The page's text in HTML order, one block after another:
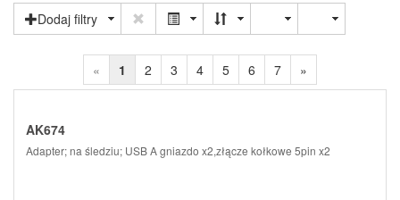
Dodaj filtry
« 1 2 3 4 5 6 7 »
AK674
Adapter; na śledziu; USB A gniazdo x2,złącze kołkowe 5pin x2